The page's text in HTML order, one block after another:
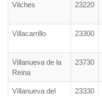
Vilches 23220
Villacarrillo 23300
Villanueva de la
Reina
23730
Villanueva del
23330